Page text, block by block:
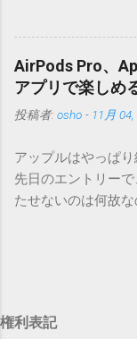
りませんので無視
ため、Mac独自の
す。） Ver.0.3.0以
まとめてあります
合は一つずつ順に適
ません。改造して
お知らせするのが
うに使うものか説
ル本文の1行目に
追記項目（extend）
の
な理
ア・
につ
い」
す。
デ
プデ
が
AirPods Pro、
アプリで楽しめ
投稿者: osho - 11月
アップルはやっぱ
先日のエントリー
たせないのは何故
はiPhoneに接続し
Watchでトランシー
権利表記